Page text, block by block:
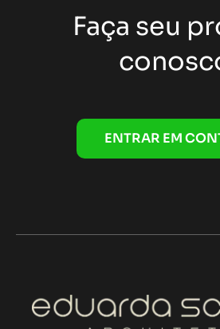
Faça seu
ENTRAR EM